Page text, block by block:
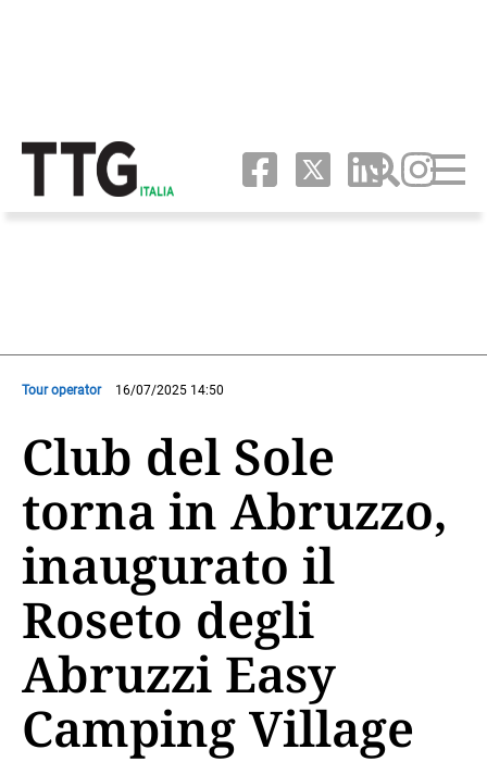
Tour operator 16/07/2025 14:50
Club del Sole
torna in Abruzzo,
inaugurato il
Roseto degli
Abruzzi Easy
Camping Village